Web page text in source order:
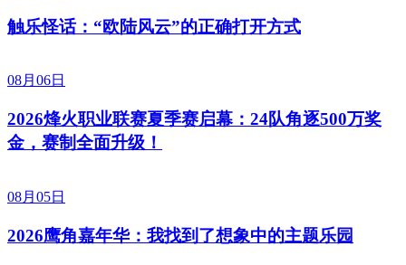
触乐怪话：“欧陆风云”的正确打开方式
08月06日
2026烽火职业联赛夏季赛启幕：24队角逐500万奖
金，赛制全面升级！
08月05日
2026鹰角嘉年华：我找到了想象中的主题乐园